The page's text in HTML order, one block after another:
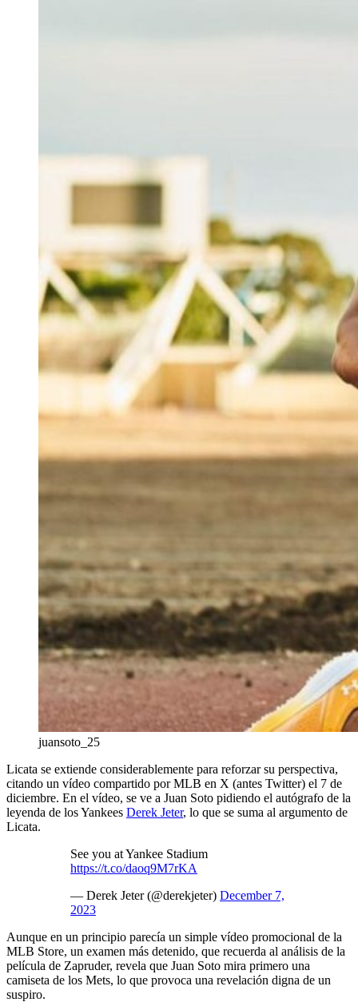
juansoto_25
Licata se extiende considerablemente para reforzar su perspectiva,
citando un vídeo compartido por MLB en X (antes Twitter) el 7 de
diciembre. En el vídeo, se ve a Juan Soto pidiendo el autógrafo de la
leyenda de los Yankees Derek Jeter, lo que se suma al argumento de
Licata.
See you at Yankee Stadium
https://t.co/daoq9M7rKA
— Derek Jeter (@derekjeter) December 7,
2023
Aunque en un principio parecía un simple vídeo promocional de la
MLB Store, un examen más detenido, que recuerda al análisis de la
película de Zapruder, revela que Juan Soto mira primero una
camiseta de los Mets, lo que provoca una revelación digna de un
suspiro.